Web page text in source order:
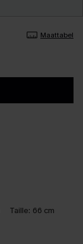
Maattabel
Taille: 66 cm